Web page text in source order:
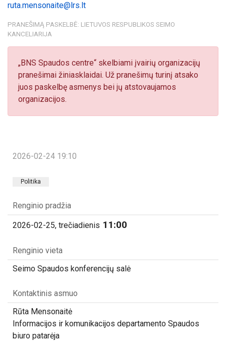
ruta.mensonaite@lrs.lt
PRANEŠIMĄ PASKELBĖ: LIETUVOS RESPUBLIKOS SEIMO
KANCELIARIJA
„BNS Spaudos centre“ skelbiami įvairių organizacijų
pranešimai žiniasklaidai. Už pranešimų turinį atsako
juos paskelbę asmenys bei jų atstovaujamos
organizacijos.
2026-02-24 19:10
Politika
Renginio pradžia
2026-02-25, trečiadienis 11:00
Renginio vieta
Seimo Spaudos konferencijų salė
Kontaktinis asmuo
Rūta Mensonaitė
Informacijos ir komunikacijos departamento Spaudos
biuro patarėja